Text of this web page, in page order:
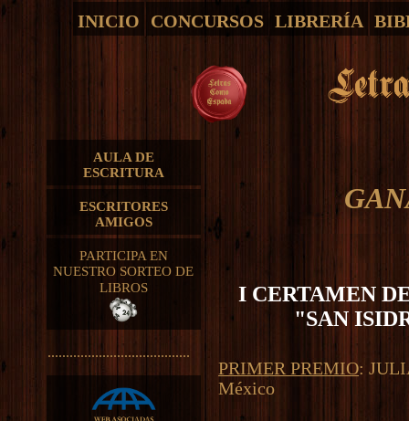
INICIO CONCURSOS LIBRERÍA
AULA DE
ESCRITURA
ESCRITORES
AMIGOS
PARTICIPA EN
NUESTRO SORTEO DE
LIBROS
.......................................
I CERTAMEN
"SAN
PRIMER PREMIO:
México